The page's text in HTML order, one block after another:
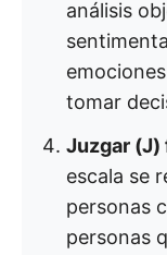
análisis
tomar
Juzgar (J)
escala se
personas
personas